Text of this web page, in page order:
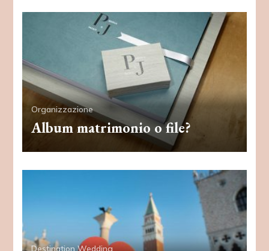
Organizzazione
Album matrimonio o file?